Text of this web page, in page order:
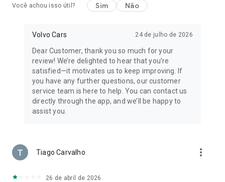
Você achou isso útil? Sim Não
Volvo Cars 24 de julho de 2026
Dear Customer, thank you so much for your
review! We’re delighted to hear that you’re
satisfied—it motivates us to keep improving. If
you have any further questions, our customer
service team is here to help. You can contact us
directly through the app, and we’ll be happy to
assist you.
Tiago Carvalho more_vert
26 de abril de 2026